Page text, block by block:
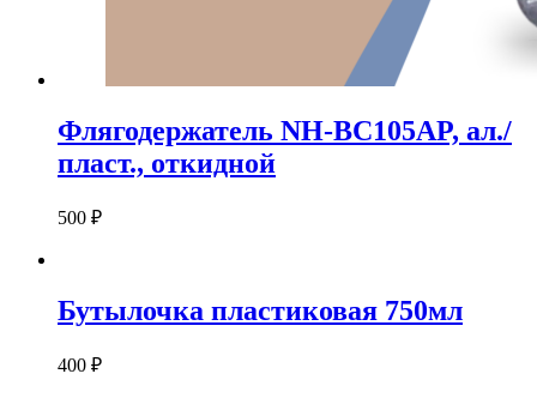
Флягодержатель NH-BC105AP, ал./
пласт., откидной
500 ₽
Бутылочка пластиковая 750мл
400 ₽